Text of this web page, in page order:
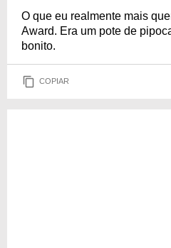
O que eu realmente mais
Award. Era um pote de
bonito.
COPIAR